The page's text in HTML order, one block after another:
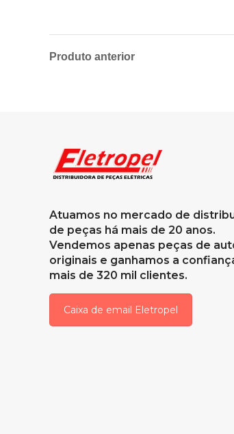
Produto anterior
Atuamos no mercado de
de peças há mais de 20 anos.
Vendemos apenas peças de
originais e ganhamos a
mais de 320 mil clientes.
Caixa de email Eletropel